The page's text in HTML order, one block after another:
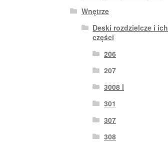
Wnętrze
Deski rozdzielcze i ich
części
206
207
3008 I
301
307
308